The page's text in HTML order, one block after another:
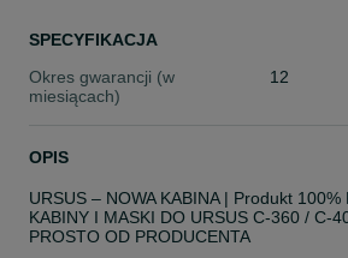
SPECYFIKACJA
Okres gwarancji (w
miesiącach)
12
OPIS
URSUS – NOWA KABINA | Produkt 100%
KABINY I MASKI DO URSUS C-360 / C-
PROSTO OD PRODUCENTA